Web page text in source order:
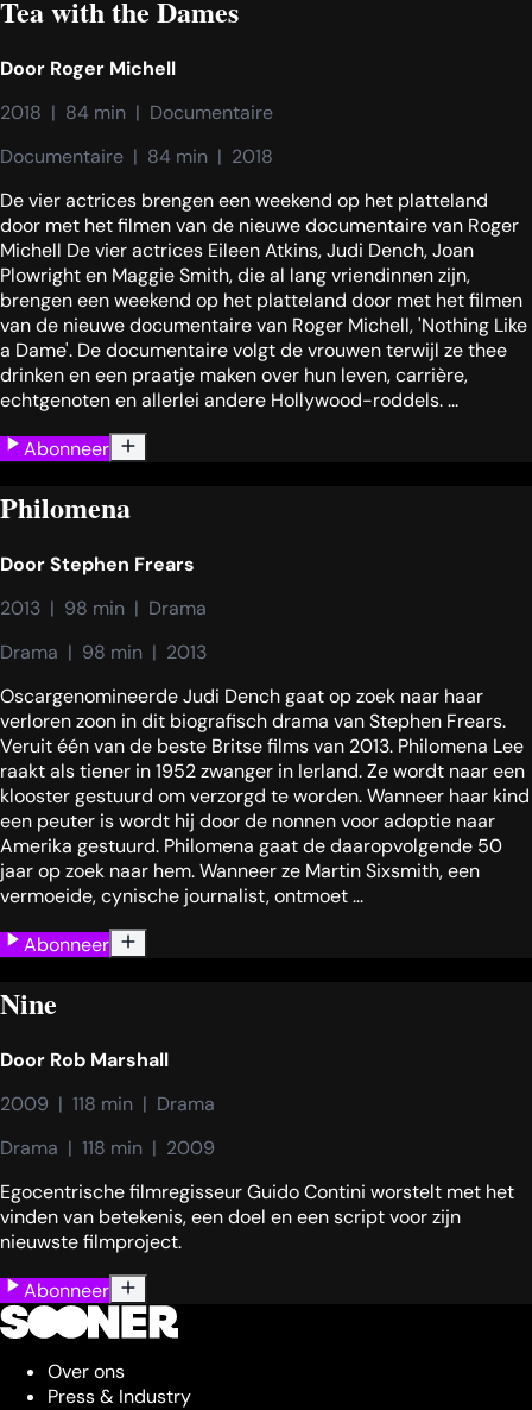
Tea with the Dames
Door Roger Michell
2018  |  84 min  |  Documentaire
Documentaire  |  84 min  |  2018
De vier actrices brengen een weekend op het platteland
door met het filmen van de nieuwe documentaire van Roger
Michell De vier actrices Eileen Atkins, Judi Dench, Joan
Plowright en Maggie Smith, die al lang vriendinnen zijn,
brengen een weekend op het platteland door met het filmen
van de nieuwe documentaire van Roger Michell, 'Nothing Like
a Dame'. De documentaire volgt de vrouwen terwijl ze thee
drinken en een praatje maken over hun leven, carrière,
echtgenoten en allerlei andere Hollywood-roddels. ...
Abonneer
Philomena
DoorStephen Frears
2013  |  98 min  |  Drama
Drama  |  98 min  |  2013
Oscargenomineerde Judi Dench gaat op zoek naar haar
verloren zoon in dit biografisch drama van Stephen Frears.
Veruit één van de beste Britse films van 2013. Philomena Lee
raakt als tiener in 1952 zwanger in Ierland. Ze wordt naar een
klooster gestuurd om verzorgd te worden. Wanneer haar kind
een peuter is wordt hij door de nonnen voor adoptie naar
Amerika gestuurd. Philomena gaat de daaropvolgende 50
jaar op zoek naar hem. Wanneer ze Martin Sixsmith, een
vermoeide, cynische journalist, ontmoet ...
Abonneer
Nine
Door Rob Marshall
2009  |  118 min  |  Drama
Drama  |  118 min  |  2009
Egocentrische filmregisseur Guido Contini worstelt met het
vinden van betekenis, een doel en een script voor zijn
nieuwste filmproject.
Abonneer
Over ons
Press & Industry